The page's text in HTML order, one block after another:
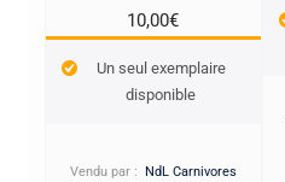
10,00€
Un seul exemplaire
disponible
Vendu par : NdL Carnivores